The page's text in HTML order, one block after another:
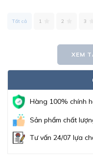
Tất cả 1 2 3
XEM
Hàng 100% chính
Sản phẩm chất
Tư vấn 24/07 lựa